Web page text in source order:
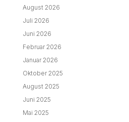
August 2026
Juli 2026
Juni 2026
Februar 2026
Januar 2026
Oktober 2025
August 2025
Juni 2025
Mai 2025